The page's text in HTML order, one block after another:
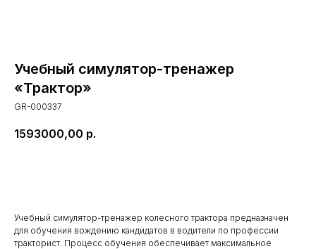
Учебный симулятор-тренажер
«Трактор»
GR-000337
1593000,00 р.
Учебный симулятор-тренажер колесного трактора предназначен
для обучения вождению кандидатов в водители по профессии
тракторист. Процесс обучения обеспечивает максимальное